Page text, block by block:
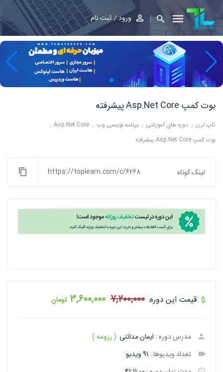
ورود ثبت نام
بوت کمپ Asp.Net Core پیشرفته
تاپ لرن دوره های آموزشی برنامه نویسی وب
Asp.Net Core
بوت کمپ Asp.Net Core پیشرفته
لینک کوتاه https://toplearn.com/c/6268
قیمت این دوره: 7,200,000
3,600,000 تومان
مدرس دوره : ایمان مدائنی ( رزومه )
تعداد ویدیوها : 91 ویدیو